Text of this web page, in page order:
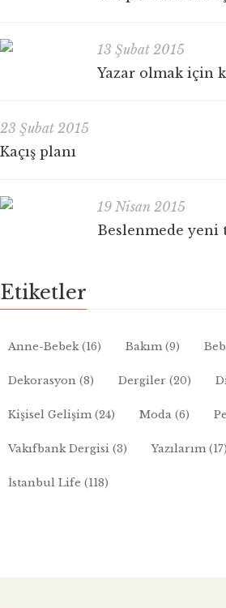
13 Şubat 2015
Yazar olmak için
23 Şubat 2015
Kaçış planı
19 Nisan 2015
Beslenmede yeni
Etiketler
Anne-Bebek(16) Bakım(9)
Dekorasyon (8) Dergiler (20)
Kişisel Gelişim(24) Moda (6)
Vakıfbank Dergisi (3) Yazılarım(17)
İstanbul Life (118)